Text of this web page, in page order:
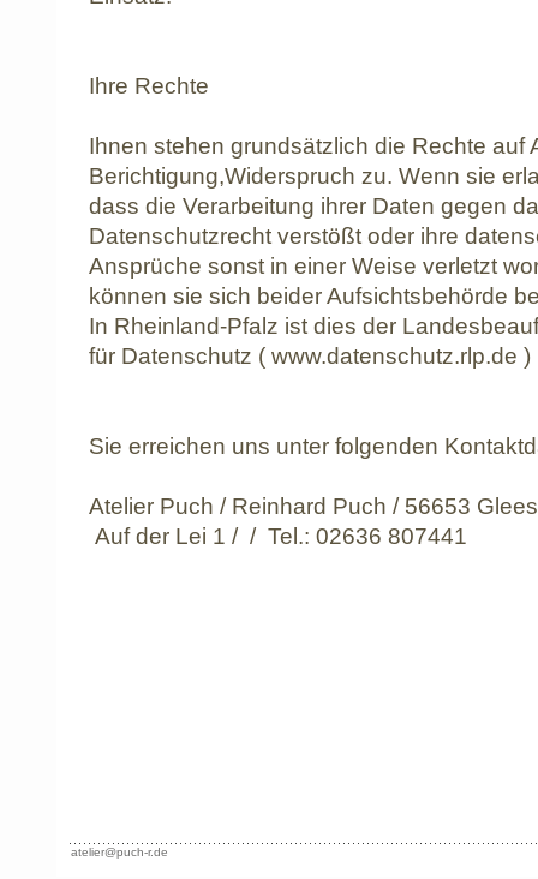
Ihre Rechte
Ihnen stehen grundsätzlich die Rechte auf
Berichtigung,Widerspruch zu. Wenn sie
dass die Verarbeitung ihrer Daten gegen
Datenschutzrecht verstößt oder ihre
Ansprüche sonst in einer Weise verletzt
können sie sich beider Aufsichtsbehörde
In Rheinland-Pfalz ist dies der
für Datenschutz ( www.datenschutz.rlp.de )
Sie erreichen uns unter folgenden
Atelier Puch / Reinhard Puch / 56653
Auf der Lei 1 / / Tel.: 02636 807441
atelier@puch-r.de